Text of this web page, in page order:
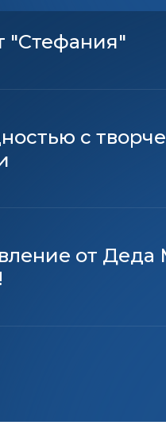
"Стефания"
с
от Деда